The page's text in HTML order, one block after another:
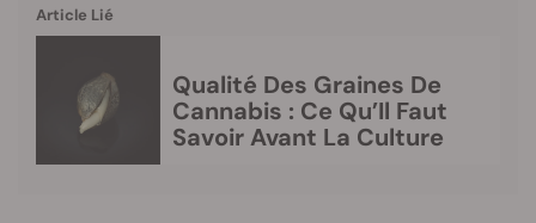
Article Lié
Qualité Des Graines De
Cannabis : Ce Qu’Il Faut
Savoir Avant La Culture